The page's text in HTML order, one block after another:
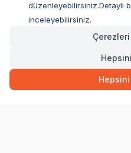
164,00TL
Müşteri Hizmetleri
Sıkça
Ovacık Mah. Hacıoğlu Sok.
Müşteri Destek Hattı
düzenleyebilirsiniz.Detaylı
inceleyebilirsiniz.